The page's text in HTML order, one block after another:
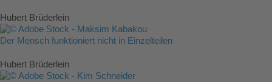
Hubert Brüderlein
Der Mensch funktioniert nicht in Einzelteilen
Hubert Brüderlein